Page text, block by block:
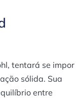
tentará se impor
sólida. Sua
entre